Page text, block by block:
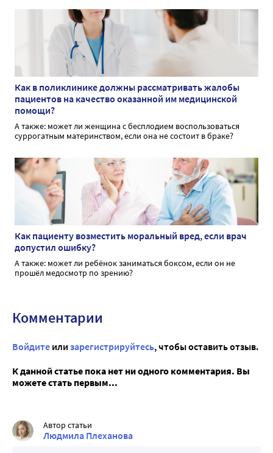
Как в поликлинике должны рассматривать жалобы
пациентов на качество оказанной им медицинской
помощи?
А также: может ли женщина с бесплодием воспользоваться
суррогатным материнством, если она не состоит в браке?
Как пациенту возместить моральный вред, если врач
допустил ошибку?
А также: может ли ребёнок заниматься боксом, если он не
прошёл медосмотр по зрению?
Комментарии
Войдите или зарегистрируйтесь, чтобы оставить отзыв.
К данной статье пока нет ни одного комментария. Вы
можете стать первым...
Автор статьи
Людмила Плеханова